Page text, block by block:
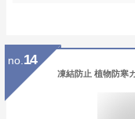
no. 14